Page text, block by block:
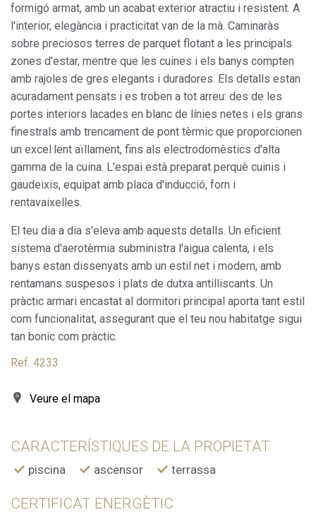
formigó armat, amb un acabat exterior atractiu i resistent. A
l'interior, elegància i practicitat van de la mà. Caminaràs
sobre preciosos terres de parquet flotant a les principals
zones d'estar, mentre que les cuines i els banys compten
amb rajoles de gres elegants i duradores. Els detalls estan
acuradament pensats i es troben a tot arreu: des de les
portes interiors lacades en blanc de línies netes i els grans
finestrals amb trencament de pont tèrmic que proporcionen
un excel·lent aïllament, fins als electrodomèstics d'alta
gamma de la cuina. L'espai està preparat perquè cuinis i
gaudeixis, equipat amb placa d'inducció, forn i
rentavaixelles.
El teu dia a dia s'eleva amb aquests detalls. Un eficient
sistema d'aerotèrmia subministra l'aigua calenta, i els
banys estan dissenyats amb un estil net i modern, amb
rentamans suspesos i plats de dutxa antilliscants. Un
pràctic armari encastat al dormitori principal aporta tant estil
com funcionalitat, assegurant que el teu nou habitatge sigui
tan bonic com pràctic.
Ref. 4233
Veure el mapa
CARACTERÍSTIQUES DE LA PROPIETAT
piscina ascensor terrassa
CERTIFICAT ENERGÈTIC
instal·lades al disc dur, encara que haurà de tenir en
compte que aquesta acció podrà ocasionar dificultats de
navegació de la pàgina web.
Analítiques i personalització
Permeten fer el seguiment i l'anàlisi del comportament
dels usuaris d'aquest lloc web. La informació recollida
mitjançant aquest tipus de cookies s'utilitza en el
mesurament de l'activitat del web per a l'elaboració de
perfils de navegació dels usuaris per introduir millores en
funció de l'anàlisi de les dades d'ús que fan els usuaris del
servei. Permeten desar la informació de preferència de
l'usuari per millorar la qualitat dels nostres serveis i oferir
una millor experiència a través de productes recomanats.
Aquestes cookies són utilitzades per emmagatzemar
informació sobre les preferències i les eleccions personals
de l'usuari a través de l'observació continuada dels seus
hàbits de navegació. Gràcies a elles, podem conèixer els
hàbits de navegació al lloc web i mostrar publicitat
relacionada amb el perfil de navegació de l'usuari.